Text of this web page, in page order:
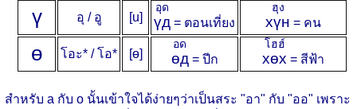
ү อุ / อู [u] үд
อุด
= ตอนเที่ยง хүн
ฮุง
= คน
ө โอะ* / โอ* [ɵ] өд
อด
= ปีก хөх
โฮฮ์
= สีฟ้า
สำหรับ а กับ о นั้นเข้าใจได้ง่ายๆว่าเป็นสระ "อา" กับ "ออ" เพราะ